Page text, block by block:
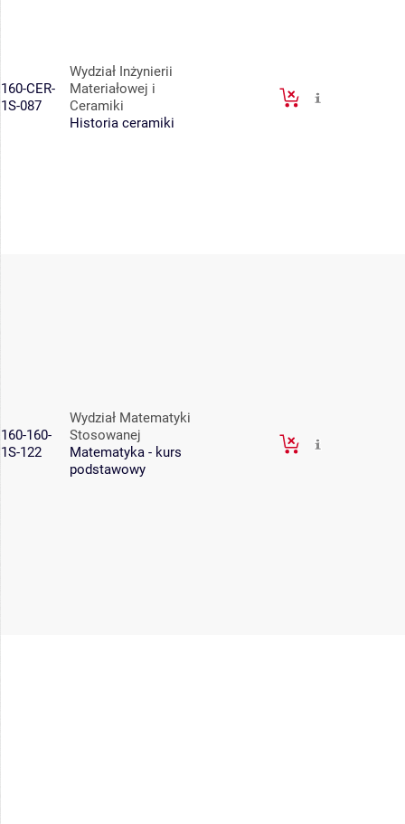
160-CER-
1S-087
Wydział Inżynierii
Materiałowej i
Ceramiki
Historia ceramiki
160-160-
1S-122
Wydział Matematyki
Stosowanej
Matematyka - kurs
podstawowy